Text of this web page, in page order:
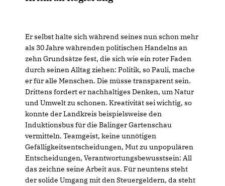
Er selbst halte sich während seines nun schon mehr
als 30 Jahre währenden politischen Handelns an
zehn Grundsätze fest, die sich wie ein roter Faden
durch seinen Alltag ziehen: Politik, so Pauli, mache
er für alle Menschen. Die müsse transparent sein.
Drittens fordert er nachhaltiges Denken, um Natur
und Umwelt zu schonen. Kreativität sei wichtig, so
konnte der Landkreis beispielsweise den
Induktionsbus für die Balinger Gartenschau
vermitteln. Teamgeist, keine unnötigen
Gefälligkeitsentscheidungen, Mut zu unpopulären
Entscheidungen, Verantwortungsbewusstsein: All
das zeichne seine Arbeit aus. Für neuntens steht
der solide Umgang mit den Steuergeldern, da steht